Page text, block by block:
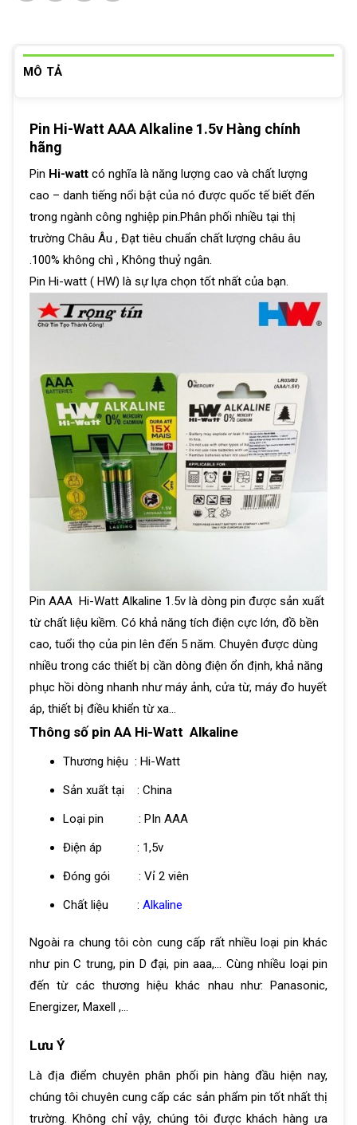
MÔ TẢ
Pin Hi-Watt AAA Alkaline 1.5v Hàng chính
hãng
Pin Hi-watt có nghĩa là năng lượng cao và chất lượng
cao – danh tiếng nổi bật của nó được quốc tế biết đến
trong ngành công nghiệp pin.Phân phối nhiều tại thị
trường Châu Âu , Đạt tiêu chuẩn chất lượng châu âu
.100% không chì , Không thuỷ ngân.
Pin Hi-watt ( HW) là sự lựa chọn tốt nhất của bạn.
Pin AAA Hi-Watt Alkaline 1.5v là dòng pin được sản xuất
từ chất liệu kiềm. Có khả năng tích điện cực lớn, đồ bền
cao, tuổi thọ của pin lên đến 5 năm. Chuyên được dùng
nhiều trong các thiết bị cần dòng điện ổn định, khả năng
phục hồi dòng nhanh như máy ảnh, cửa từ, máy đo huyết
áp, thiết bị điều khiển từ xa…
Thông số pin AA Hi-Watt Alkaline
Thương hiệu : Hi-Watt
Sản xuất tại : China
Loại pin : PIn AAA
Điện áp : 1,5v
Đóng gói : Vỉ 2 viên
Chất liệu : Alkaline
Ngoài ra chung tôi còn cung cấp rất nhiều loại pin khác
như pin C trung, pin D đại, pin aaa,… Cùng nhiều loại pin
đến từ các thương hiệu khác nhau như: Panasonic,
Energizer, Maxell ,…
Lưu Ý
Là địa điểm chuyên phân phối pin hàng đầu hiện nay,
chúng tôi chuyên cung cấp các sản phẩm pin tốt nhất thị
trường. Không chỉ vậy, chúng tôi được khách hàng ưa